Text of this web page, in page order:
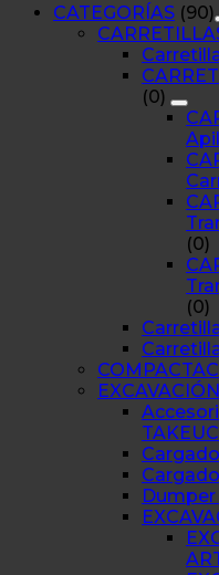
CATEGORÍAS (90)
(0)
(0)
(0)
EXCAVACIÓN
Dumper